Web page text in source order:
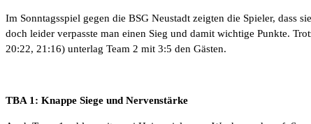
Im Sonntagsspiel gegen die BSG Neustadt zeigten die Spieler, dass
doch leider verpasste man einen Sieg und damit wichtige Punkte.
20:22, 21:16) unterlag Team 2 mit 3:5 den Gästen.
TBA 1: Knappe Siege und Nervenstärke